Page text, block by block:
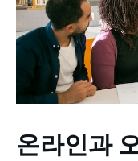
온라인과